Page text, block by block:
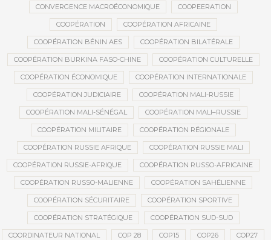
CONVERGENCE MACROÉCONOMIQUE COOPEERATION
COOPÉRATION COOPÉRATION AFRICAINE
COOPÉRATION BÉNIN AES COOPÉRATION BILATÉRALE
COOPÉRATION BURKINA FASO-CHINE COOPÉRATION CULTURELLE
COOPÉRATION ÉCONOMIQUE COOPÉRATION INTERNATIONALE
COOPÉRATION JUDICIAIRE COOPÉRATION MALI-RUSSIE
COOPÉRATION MALI-SÉNÉGAL COOPÉRATION MALI–RUSSIE
COOPÉRATION MILITAIRE COOPÉRATION RÉGIONALE
COOPÉRATION RUSSIE AFRIQUE COOPÉRATION RUSSIE MALI
COOPÉRATION RUSSIE-AFRIQUE COOPÉRATION RUSSO-AFRICAINE
COOPÉRATION RUSSO-MALIENNE COOPÉRATION SAHÉLIENNE
COOPÉRATION SÉCURITAIRE COOPÉRATION SPORTIVE
COOPÉRATION STRATÉGIQUE COOPÉRATION SUD-SUD
COORDINATEUR NATIONAL COP 28 COP15 COP26 COP27